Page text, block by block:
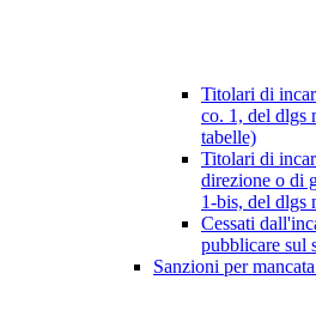
Titolari di
co. 1, del dlgs
tabelle)
Titolari di
direzione o di
1-bis, del dlgs
Cessati
pubblicare sul
Sanzioni per